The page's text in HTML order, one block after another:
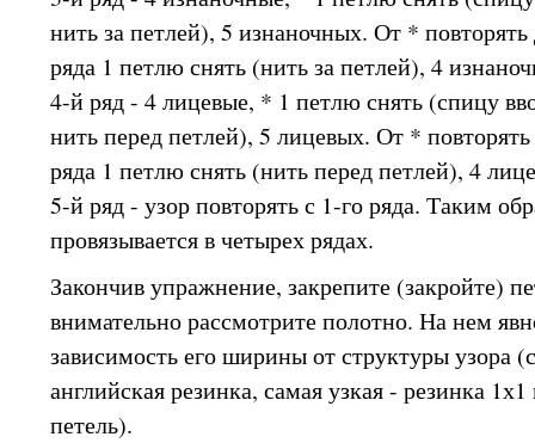
нить за петлей), 5 изнаночных. От *
ряда 1 петлю снять (нить за петлей), 4
4-й ряд - 4 лицевые, * 1 петлю снять (спицу
нить перед петлей), 5 лицевых. От *
ряда 1 петлю снять (нить перед петлей), 4
5-й ряд - узор повторять с 1-го ряда. Таким
провязывается в четырех рядах.
Закончив упражнение, закрепите (закройте)
внимательно рассмотрите полотно. На нем
зависимость его ширины от структуры узора
английская резинка, самая узкая - резинка
петель).